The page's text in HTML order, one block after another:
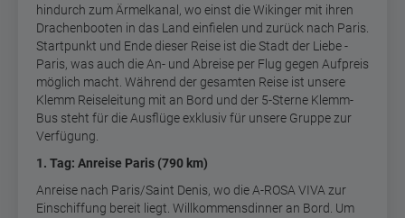
hindurch zum Ärmelkanal, wo einst die Wikinger mit ihren
Drachenbooten in das Land einfielen und zurück nach Paris.
Startpunkt und Ende dieser Reise ist die Stadt der Liebe -
Paris, was auch die An- und Abreise per Flug gegen Aufpreis
möglich macht. Während der gesamten Reise ist unsere
Klemm Reiseleitung mit an Bord und der 5-Sterne Klemm-
Bus steht für die Ausflüge exklusiv für unsere Gruppe zur
Verfügung.
1. Tag: Anreise Paris (790 km)
Anreise nach Paris/Saint Denis, wo die A-ROSA VIVA zur
Einschiffung bereit liegt. Willkommensdinner an Bord. Um